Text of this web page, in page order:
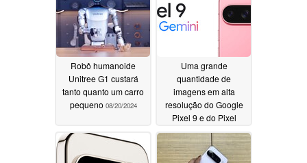
Robô humanoide
Unitree G1 custará
tanto quanto um carro
pequeno 08/20/2024
Uma grande
quantidade de
imagens em alta
resolução do Google
Pixel 9 e do Pixel
Watch 3 vaza antes do
lançamento em 13 de
agosto08/11/2024